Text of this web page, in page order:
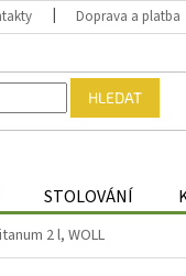
Doprava a platba
HLEDAT
STOLOVÁNÍ
2 l, WOLL